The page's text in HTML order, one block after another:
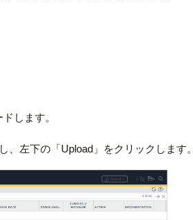
します。
左下の「Upload」をクリックします。